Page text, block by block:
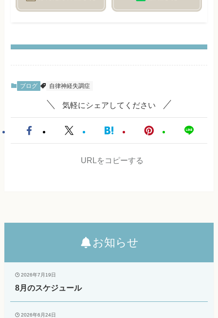
ブログ 自律神経失調症
気軽にシェアしてください
URLをコピーする
お知らせ
2026年7月19日
8月のスケジュール
2026年6月24日